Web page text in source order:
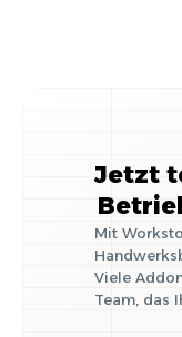
Jetzt
Mit
Viele
Team, das